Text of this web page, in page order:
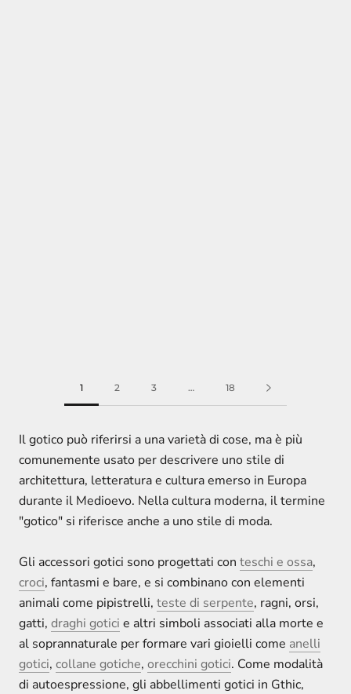
1 2 3 … 18
Il gotico può riferirsi a una varietà di cose, ma è più
comunemente usato per descrivere uno stile di
architettura, letteratura e cultura emerso in Europa
durante il Medioevo. Nella cultura moderna, il termine
"gotico" si riferisce anche a uno stile di moda.
Gli accessori gotici sono progettati con teschi e ossa,
croci, fantasmi e bare, e si combinano con elementi
animali come pipistrelli, teste di serpente, ragni, orsi,
gatti, draghi gotici e altri simboli associati alla morte e
al soprannaturale per formare vari gioielli come anelli
gotici, collane gotiche, orecchini gotici. Come modalità
di autoespressione, gli abbellimenti gotici in Gthic,